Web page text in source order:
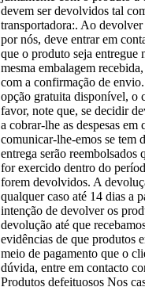
devem ser devolvidos tal
transportadora:. Ao
por nós, deve entrar em
que o produto seja
mesma embalagem
com a confirmação de
opção gratuita disponível, o
favor, note que, se decidir
a cobrar-lhe as despesas
comunicar-lhe-emos se tem
entrega serão
for exercido dentro do
forem devolvidos. A
qualquer caso até 14 dias a
intenção de devolver os
devolução até que
evidências de que produtos
meio de pagamento que o
dúvida, entre em contacto
Produtos defeituosos Nos